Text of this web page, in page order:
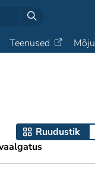
Teenused Mõju
Ruudustik